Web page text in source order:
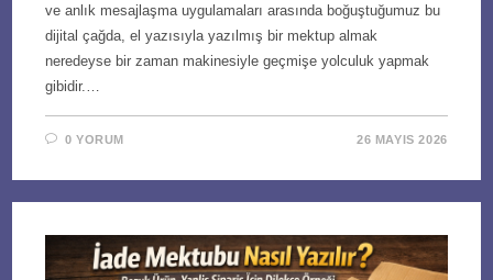
ve anlık mesajlaşma uygulamaları arasında boğuştuğumuz bu
dijital çağda, el yazısıyla yazılmış bir mektup almak
neredeyse bir zaman makinesiyle geçmişe yolculuk yapmak
gibidir.…
0 YORUM 26 MAYIS 2026